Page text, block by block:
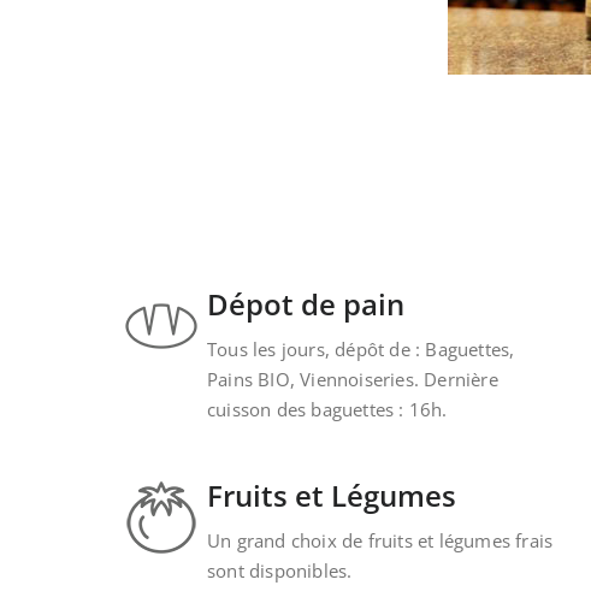
Dépot de pain
Tous les jours, dépôt de : Baguettes,
Pains BIO, Viennoiseries. Dernière
cuisson des baguettes : 16h.
Fruits et Légumes
Un grand choix de fruits et légumes frais
sont disponibles.